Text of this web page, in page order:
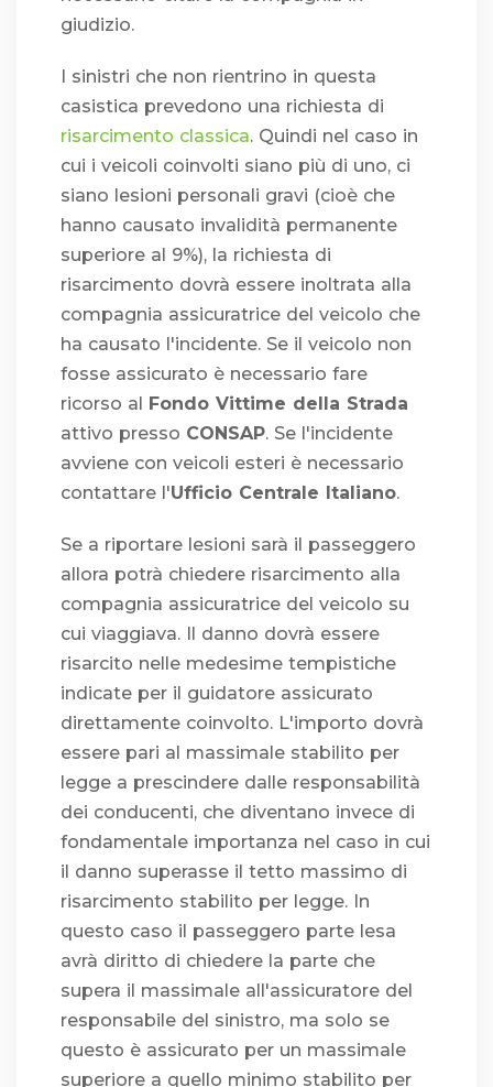
giudizio.
I sinistri che non rientrino in questa
casistica prevedono una richiesta di
risarcimento classica. Quindi nel caso in
cui i veicoli coinvolti siano più di uno, ci
siano lesioni personali gravi (cioè che
hanno causato invalidità permanente
superiore al 9%), la richiesta di
risarcimento dovrà essere inoltrata alla
compagnia assicuratrice del veicolo che
ha causato l'incidente. Se il veicolo non
fosse assicurato è necessario fare
ricorso al Fondo Vittime della Strada
attivo presso CONSAP. Se l'incidente
avviene con veicoli esteri è necessario
contattare l'Ufficio Centrale Italiano.
Se a riportare lesioni sarà il passeggero
allora potrà chiedere risarcimento alla
compagnia assicuratrice del veicolo su
cui viaggiava. Il danno dovrà essere
risarcito nelle medesime tempistiche
indicate per il guidatore assicurato
direttamente coinvolto. L'importo dovrà
essere pari al massimale stabilito per
legge a prescindere dalle responsabilità
dei conducenti, che diventano invece di
fondamentale importanza nel caso in cui
il danno superasse il tetto massimo di
risarcimento stabilito per legge. In
questo caso il passeggero parte lesa
avrà diritto di chiedere la parte che
supera il massimale all'assicuratore del
responsabile del sinistro, ma solo se
questo è assicurato per un massimale
superiore a quello minimo stabilito per